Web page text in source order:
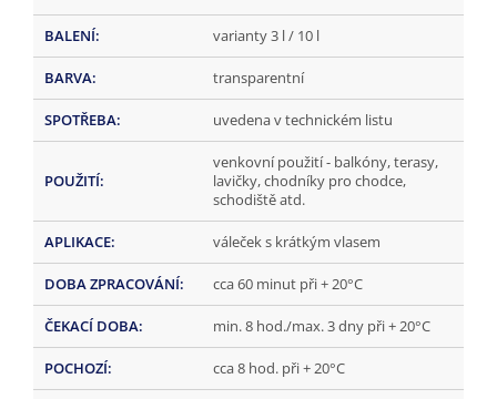
BALENÍ: varianty 3 l / 10 l
BARVA: transparentní
SPOTŘEBA: uvedena v technickém listu
POUŽITÍ:
venkovní použití - balkóny, terasy,
lavičky, chodníky pro chodce,
schodiště atd.
APLIKACE: váleček s krátkým vlasem
DOBA ZPRACOVÁNÍ: cca 60 minut při + 20°C
ČEKACÍ DOBA: min. 8 hod./max. 3 dny při + 20°C
POCHOZÍ: cca 8 hod. při + 20°C